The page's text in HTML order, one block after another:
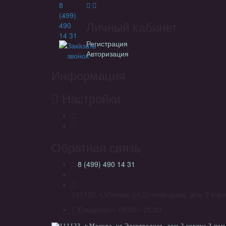
8
(499)
490
14 31
Заказать
звонок
Регистрация
Авторизация
8 (499) 490 14 31